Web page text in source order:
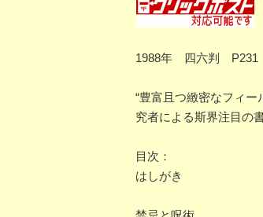
1988年 四六判 P231
“豊富且つ緻密なフィ
究者による斯界注目の書
目次：
はしがき